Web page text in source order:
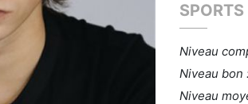
SPORTS
Niveau
Niveau bon
Niveau